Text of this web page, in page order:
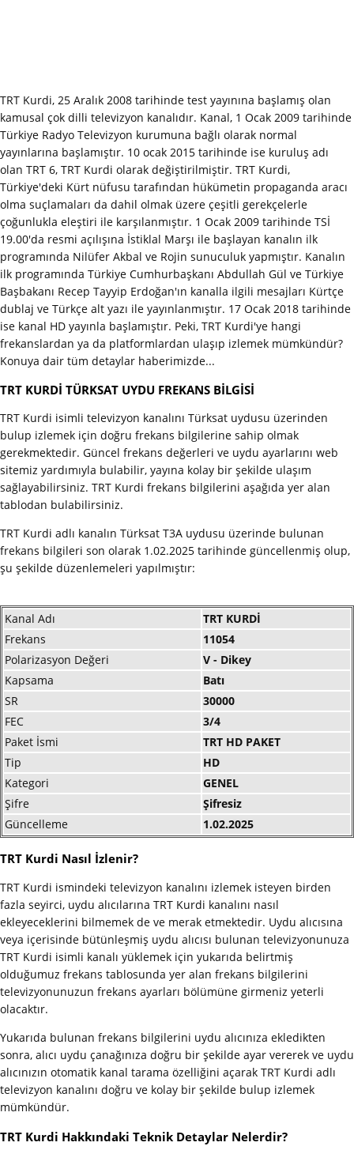
TRT Kurdi, 25 Aralık 2008 tarihinde test yayınına başlamış olan
kamusal çok dilli televizyon kanalıdır. Kanal, 1 Ocak 2009 tarihinde
Türkiye Radyo Televizyon kurumuna bağlı olarak normal
yayınlarına başlamıştır. 10 ocak 2015 tarihinde ise kuruluş adı
olan TRT 6, TRT Kurdi olarak değiştirilmiştir. TRT Kurdi,
Türkiye'deki Kürt nüfusu tarafından hükümetin propaganda aracı
olma suçlamaları da dahil olmak üzere çeşitli gerekçelerle
çoğunlukla eleştiri ile karşılanmıştır. 1 Ocak 2009 tarihinde TSİ
19.00'da resmi açılışına İstiklal Marşı ile başlayan kanalın ilk
programında Nilüfer Akbal ve Rojin sunuculuk yapmıştır. Kanalın
ilk programında Türkiye Cumhurbaşkanı Abdullah Gül ve Türkiye
Başbakanı Recep Tayyip Erdoğan'ın kanalla ilgili mesajları Kürtçe
dublaj ve Türkçe alt yazı ile yayınlanmıştır. 17 Ocak 2018 tarihinde
ise kanal HD yayınla başlamıştır. Peki, TRT Kurdi'ye hangi
frekanslardan ya da platformlardan ulaşıp izlemek mümkündür?
Konuya dair tüm detaylar haberimizde...
TRT KURDİ TÜRKSAT UYDU FREKANS BİLGİSİ
TRT Kurdi isimli televizyon kanalını Türksat uydusu üzerinden
bulup izlemek için doğru frekans bilgilerine sahip olmak
gerekmektedir. Güncel frekans değerleri ve uydu ayarlarını web
sitemiz yardımıyla bulabilir, yayına kolay bir şekilde ulaşım
sağlayabilirsiniz. TRT Kurdi frekans bilgilerini aşağıda yer alan
tablodan bulabilirsiniz.
TRT Kurdi adlı kanalın Türksat T3A uydusu üzerinde bulunan
frekans bilgileri son olarak 1.02.2025 tarihinde güncellenmiş olup,
şu şekilde düzenlemeleri yapılmıştır:
Kanal Adı
TRT KURDİ
Frekans
11054
Polarizasyon Değeri
V - Dikey
Kapsama
Batı
SR
30000
FEC
3/4
Paket İsmi
TRT HD PAKET
Tip
HD
Kategori
GENEL
Şifre
Şifresiz
Güncelleme
1.02.2025
TRT Kurdi Nasıl İzlenir?
TRT Kurdi ismindeki televizyon kanalını izlemek isteyen birden
fazla seyirci, uydu alıcılarına TRT Kurdi kanalını nasıl
ekleyeceklerini bilmemek de ve merak etmektedir. Uydu alıcısına
veya içerisinde bütünleşmiş uydu alıcısı bulunan televizyonunuza
TRT Kurdi isimli kanalı yüklemek için yukarıda belirtmiş
olduğumuz frekans tablosunda yer alan frekans bilgilerini
televizyonunuzun frekans ayarları bölümüne girmeniz yeterli
olacaktır.
Yukarıda bulunan frekans bilgilerini uydu alıcınıza ekledikten
sonra, alıcı uydu çanağınıza doğru bir şekilde ayar vererek ve uydu
alıcınızın otomatik kanal tarama özelliğini açarak TRT Kurdi adlı
televizyon kanalını doğru ve kolay bir şekilde bulup izlemek
mümkündür.
TRT Kurdi Hakkındaki Teknik Detaylar Nelerdir?